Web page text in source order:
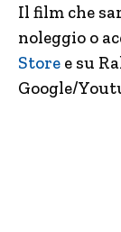
Il film che
noleggio o
Store e su
Google/